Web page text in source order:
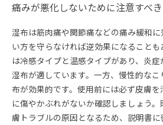
痛みが悪化しないために注意すべ
湿布は筋肉痛や関節痛などの痛み緩和
い方を守らなければ逆効果になること
は冷感タイプと温感タイプがあり、炎
湿布が適しています。一方、慢性的な
布が効果的です。使用前には必ず皮膚
に傷やかぶれがないか確認しましょう
膚トラブルの原因となるため、説明書